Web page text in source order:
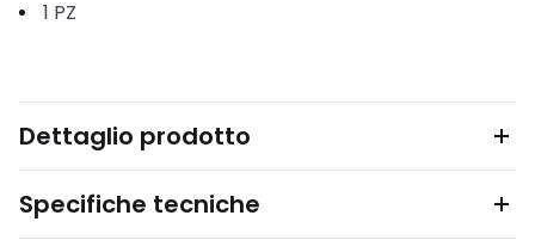
1 PZ
Dettaglio prodotto
Specifiche tecniche